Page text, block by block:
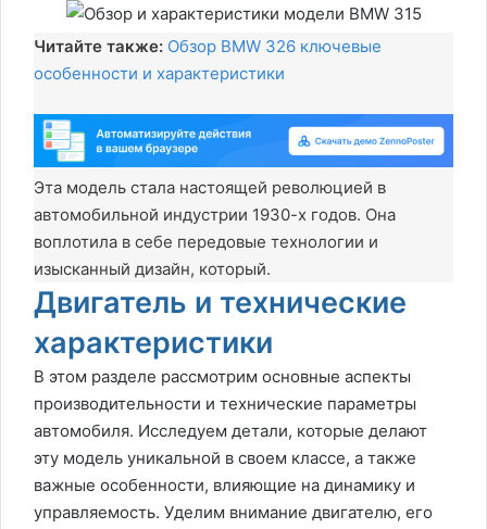
Читайте также: Обзор BMW 326 ключевые
особенности и характеристики
Эта модель стала настоящей революцией в
автомобильной индустрии 1930-х годов. Она
воплотила в себе передовые технологии и
изысканный дизайн, который.
Двигатель и технические
характеристики
В этом разделе рассмотрим основные аспекты
производительности и технические параметры
автомобиля. Исследуем детали, которые делают
эту модель уникальной в своем классе, а также
важные особенности, влияющие на динамику и
управляемость. Уделим внимание двигателю, его